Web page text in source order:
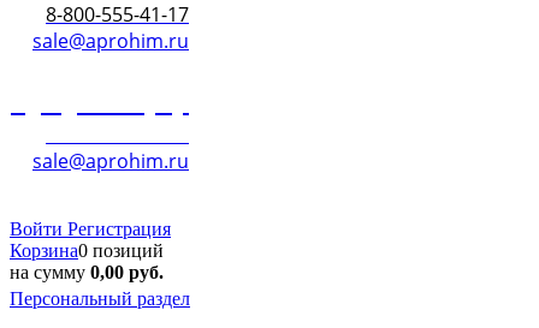
8-800-555-41-17
sale@aprohim.ru
sale@aprohim.ru
Войти Регистрация
Корзина0 позиций
на сумму 0,00 руб.
Персональный раздел